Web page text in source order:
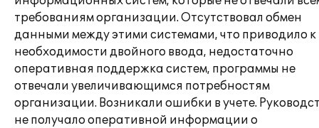
требованиям организации. Отсутствовал обмен
данными между этими системами, что приводило к
необходимости двойного ввода, недостаточно
оперативная поддержка систем, программы не
отвечали увеличивающимся потребностям
организации. Возникали ошибки в учете.
не получало оперативной информации о